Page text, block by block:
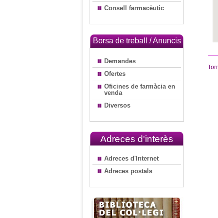
Consell farmacèutic
Borsa de treball / Anuncis
Demandes
Ofertes
Oficines de farmàcia en
venda
Diversos
Adreces d'interès
Adreces d'Internet
Adreces postals